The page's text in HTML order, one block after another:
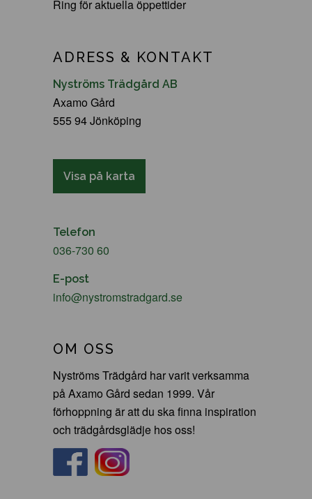
Ring för aktuella öppettider
ADRESS & KONTAKT
Nyströms Trädgård AB
Axamo Gård
555 94 Jönköping
Visa på karta
Telefon
036-730 60
E-post
info@nystromstradgard.se
OM OSS
Nyströms Trädgård har varit verksamma
på Axamo Gård sedan 1999. Vår
förhoppning är att du ska finna inspiration
och trädgårdsglädje hos oss!